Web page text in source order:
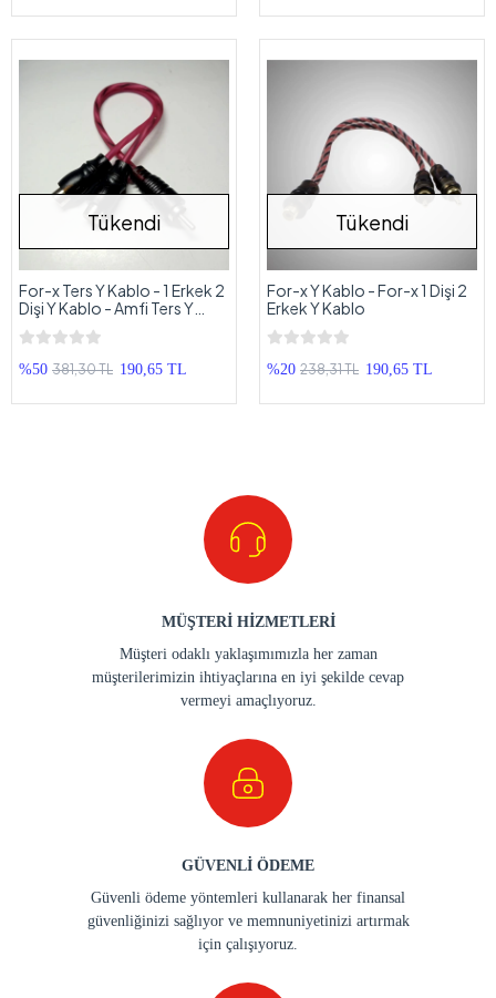
Tükendi
For-x Ters Y Kablo - 1 Erkek 2
Dişi Y Kablo - Amfi Ters Y
Kablo - 1 Adet
%50 381,30 TL 190,65 TL
Tükendi
For-x Y Kablo - For-x 1 Dişi 2
Erkek Y Kablo
%20 238,31 TL 190,65 TL
MÜŞTERİ HİZMETLERİ
Müşteri odaklı yaklaşımımızla her zaman
müşterilerimizin ihtiyaçlarına en iyi şekilde cevap
vermeyi amaçlıyoruz.
GÜVENLİ ÖDEME
Güvenli ödeme yöntemleri kullanarak her finansal
güvenliğinizi sağlıyor ve memnuniyetinizi artırmak
için çalışıyoruz.